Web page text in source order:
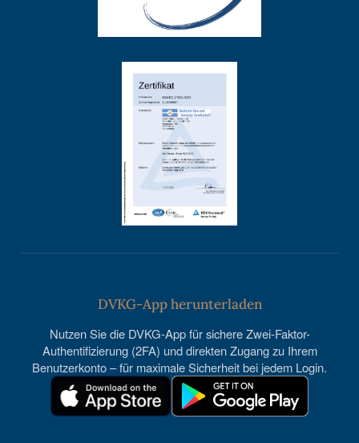
DVKG-App herunterladen
Nutzen Sie die DVKG-App für sichere Zwei-Faktor-
Authentifizierung (2FA) und direkten Zugang zu Ihrem
Benutzerkonto – für maximale Sicherheit bei jedem Login.